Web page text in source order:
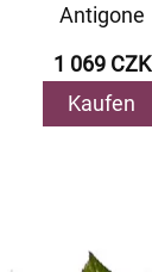
Antigone
1 069 CZK
Kaufen